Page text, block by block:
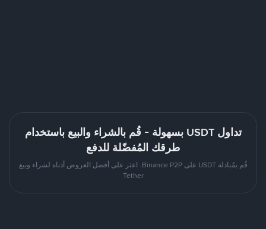
تداول USDT بسهولة - قُم بالشراء والبيع باستخدام
طرقك المُفضّلة للدفع
قُم بمُبادلة USDT على Binance P2P. اعثر على أفضل العروض أدناه لشراء وبيع
Tether